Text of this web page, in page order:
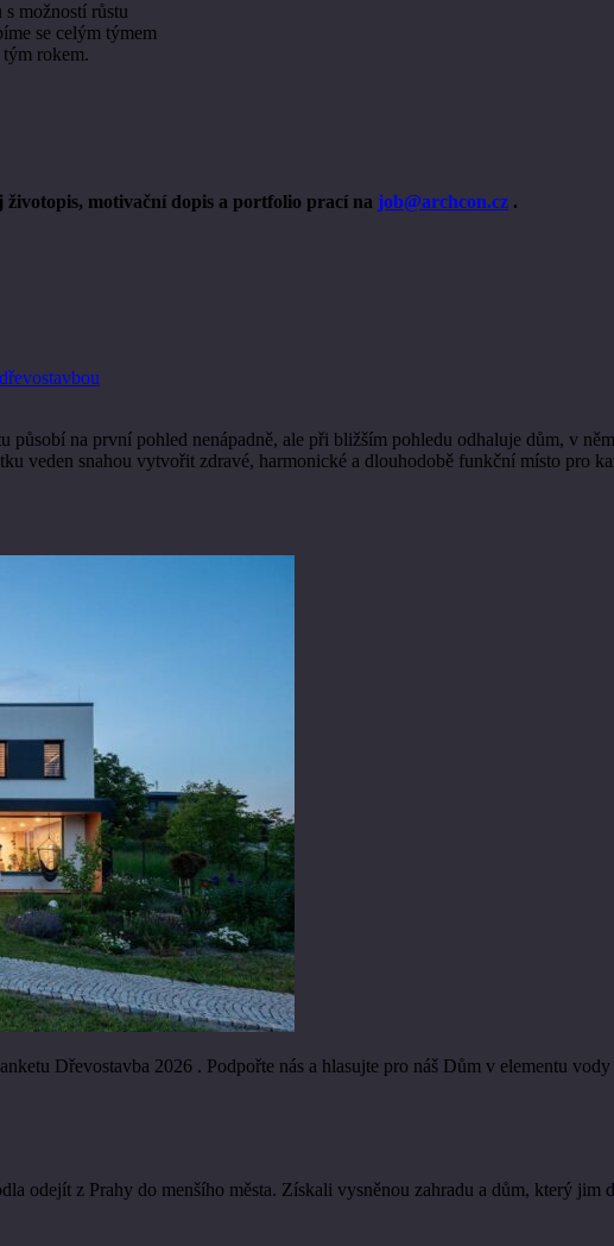
možností růstu
se celým týmem
tým rokem.
motivační dopis a portfolio prací na job@archcon.cz .
působí na první pohled nenápadně, ale při bližším pohledu odhaluje dům, v
veden snahou vytvořit zdravé, harmonické a dlouhodobě funkční místo pro
Dřevostavba 2026 . Podpořte nás a hlasujte pro náš Dům v elementu
odejít z Prahy do menšího města. Získali vysněnou zahradu a dům, který